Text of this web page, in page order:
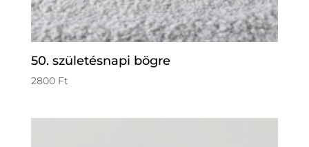
50. születésnapi bögre
2800 Ft